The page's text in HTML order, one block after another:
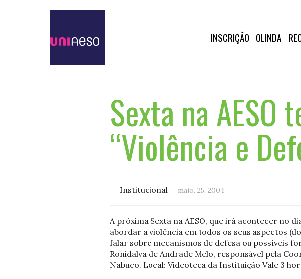
INSCRIÇÃO OLINDA
Sexta na AESO
“Violência e
Institucional maio. 25, 2004
A próxima Sexta na AESO, que irá acontecer no
abordar a violência em todos os seus aspectos
falar sobre mecanismos de defesa ou possíveis
Ronidalva de Andrade Melo, responsável pela
Nabuco. Local: Videoteca da Instituição Vale 3